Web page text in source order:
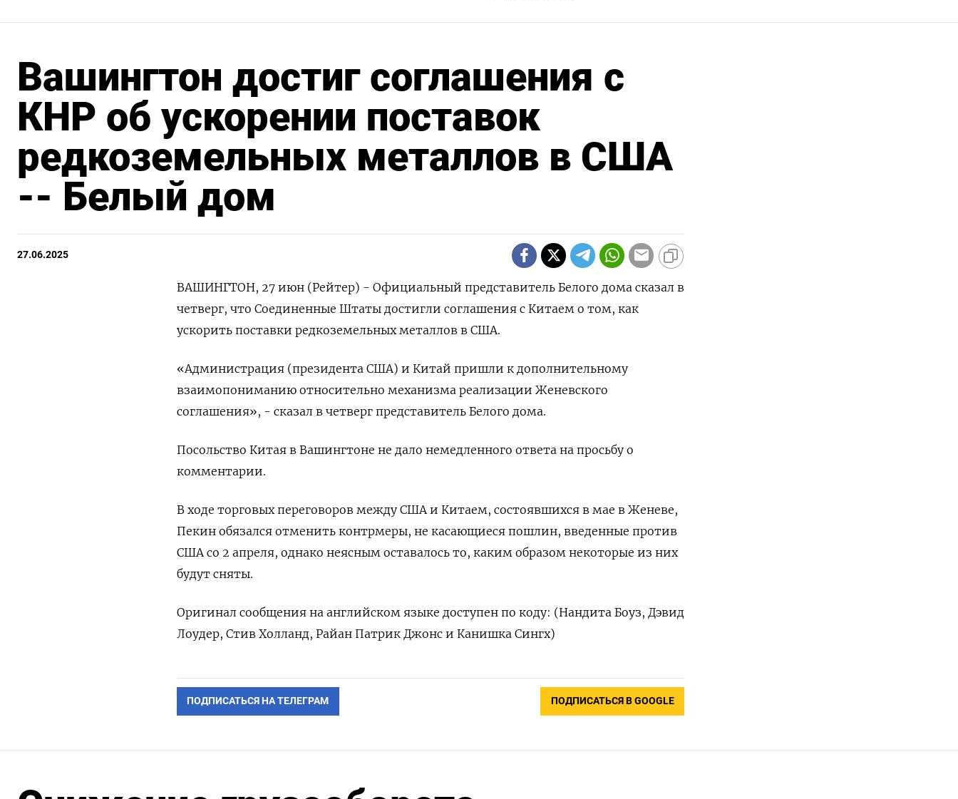
Вашингтон достиг соглашения с
КНР об ускорении поставок
редкоземельных металлов в США
-- Белый дом
27.06.2025
ВАШИНГТОН, 27 июн (Рейтер) - Официальный представитель Белого дома сказал в
четверг, что Соединенные Штаты достигли соглашения с Китаем о том, как
ускорить поставки редкоземельных металлов в США.
«Администрация (президента США) и Китай пришли к дополнительному
взаимопониманию относительно механизма реализации Женевского
соглашения», - сказал в четверг представитель Белого дома.
Посольство Китая в Вашингтоне не дало немедленного ответа на просьбу о
комментарии.
В ходе торговых переговоров между США и Китаем, состоявшихся в мае в Женеве,
Пекин обязался отменить контрмеры, не касающиеся пошлин, введенные против
США со 2 апреля, однако неясным оставалось то, каким образом некоторые из них
будут сняты.
Оригинал сообщения на английском языке доступен по коду: (Нандита Боуз, Дэвид
Лоудер, Стив Холланд, Райан Патрик Джонс и Канишка Сингх)
ПОДПИСАТЬСЯ НА ТЕЛЕГРАМ ПОДПИСАТЬСЯ В GOOGLE